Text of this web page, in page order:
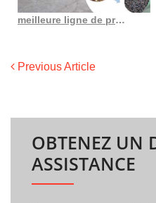
meilleure ligne de production d’huile de palme/liste de prix LinkedIn en France
Previous Article
OBTENEZ UN
ASSISTANCE